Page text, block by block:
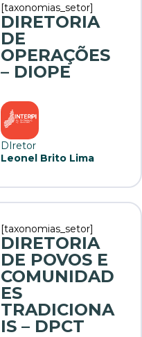
[taxonomias_setor]
DIRETORIA
DE
OPERAÇÕES
– DIOPE
DIretor
Leonel Brito Lima
[taxonomias_setor]
DIRETORIA
DE POVOS E
COMUNIDAD
ES
TRADICIONA
IS – DPCT